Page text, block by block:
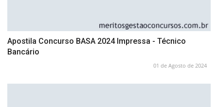
Apostila Concurso BASA 2024 Impressa - Técnico
Bancário
01 de Agosto de 2024